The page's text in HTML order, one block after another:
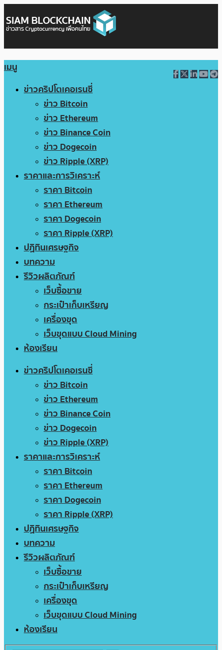
เมนู
ข่าวคริปโตเคอเรนซี่
ข่าว Bitcoin
ข่าว Ethereum
ข่าว Binance Coin
ข่าว Dogecoin
ข่าว Ripple (XRP)
ราคาและการวิเคราะห์
ราคา Bitcoin
ราคา Ethereum
ราคา Dogecoin
ราคา Ripple (XRP)
ปฏิทินเศรษฐกิจ
บทความ
รีวิวผลิตภัณฑ์
เว็บซื้อขาย
กระเป๋าเก็บเหรียญ
เครื่องขุด
เว็บขุดแบบ Cloud Mining
ห้องเรียน
ข่าวคริปโตเคอเรนซี่
ข่าว Bitcoin
ข่าว Ethereum
ข่าว Binance Coin
ข่าว Dogecoin
ข่าว Ripple (XRP)
ราคาและการวิเคราะห์
ราคา Bitcoin
ราคา Ethereum
ราคา Dogecoin
ราคา Ripple (XRP)
ปฏิทินเศรษฐกิจ
บทความ
รีวิวผลิตภัณฑ์
เว็บซื้อขาย
กระเป๋าเก็บเหรียญ
เครื่องขุด
เว็บขุดแบบ Cloud Mining
ห้องเรียน